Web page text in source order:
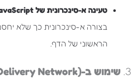
טעינה א-סינכרונית של JavaScript
בצורה א-סינכרונית כך שלא
הראשוני של הדף.
3. שימוש ב-CDN (Content Delivery Network)